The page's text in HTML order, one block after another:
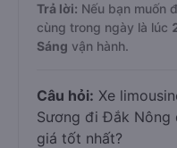
Trả lời: Nếu bạn muốn
cùng trong ngày là lúc
Sáng vận hành.
Câu hỏi: Xe
Sương đi Đắk Nông
giá tốt nhất?